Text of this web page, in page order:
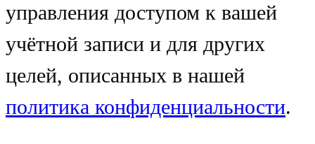
управления доступом к вашей
учётной записи и для других
целей, описанных в нашей
политика конфиденциальности.